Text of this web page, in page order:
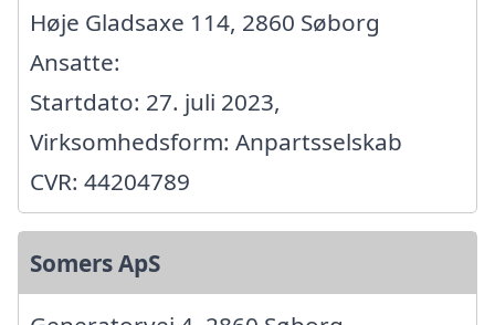
Høje Gladsaxe 114, 2860 Søborg
Ansatte:
Startdato: 27. juli 2023,
Virksomhedsform: Anpartsselskab
CVR: 44204789
Somers ApS